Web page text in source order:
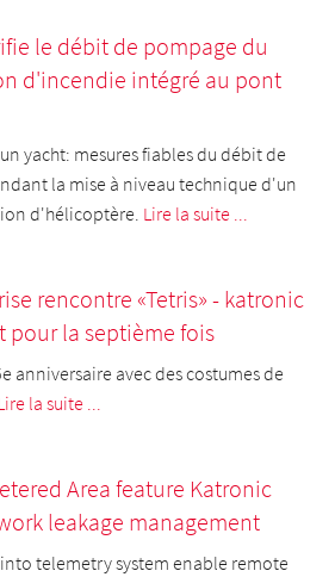
le débit de pompage du
d'incendie intégré au pont
yacht: mesures fiables du débit de
la mise à niveau technique d'un
d'hélicoptère. Lire la suite ...
rencontre «Tetris» - katronic
pour la septième fois
anniversaire avec des costumes de
la suite ...
Area feature Katronic
leakage management
telemetry system enable remote